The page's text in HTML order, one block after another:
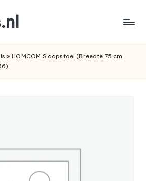
» HOMCOM Slaapstoel (Breedte 75 cm,